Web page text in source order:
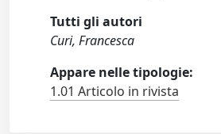
Tutti gli autori
Curi, Francesca
Appare nelle tipologie:
1.01 Articolo in rivista